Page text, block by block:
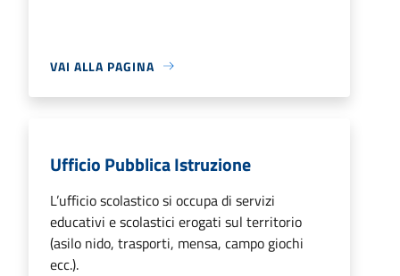
VAI ALLA PAGINA
Ufficio Pubblica Istruzione
L’ufficio scolastico si occupa di servizi
educativi e scolastici erogati sul territorio
(asilo nido, trasporti, mensa, campo giochi
ecc.).